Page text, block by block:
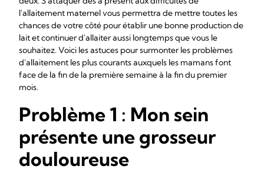
l'allaitement maternel vous permettra de mettre toutes les
chances de votre côté pour établir une bonne production de
lait et continuer d'allaiter aussi longtemps que vous le
souhaitez. Voici les astuces pour surmonter les problèmes
d'allaitement les plus courants auxquels les mamans font
face de la fin de la première semaine à la fin du premier
mois.
Problème 1 : Mon sein
présente une grosseur
douloureuse